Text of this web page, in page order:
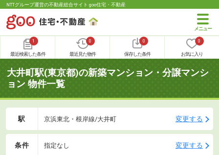
NTTグループ運営の不動産総合サイト goo住宅・不動産
1
最近検索した条件
0
最近見た物件
0
保存した条件
0
お気に入り
大井町駅(東京都)の新築マンション・分譲マンシ
ョン 物件一覧
駅 京浜東北・根岸線/大井町 変更する
条件 指定なし 変更する